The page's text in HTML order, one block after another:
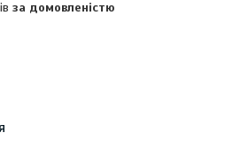
за домовленістю